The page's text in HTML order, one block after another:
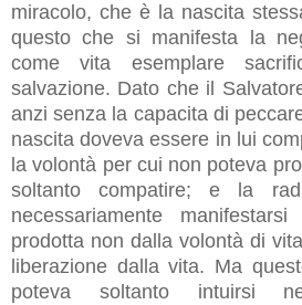
miracolo, che è la nascita
questo che si manifesta la
come vita esemplare
salvazione. Dato che il
anzi senza la capacita di
nascita doveva essere in lui
la volontà per cui non poteva
soltanto compatire; e la
necessariamente
prodotta non dalla volontà di
liberazione dalla vita. Ma
poteva soltanto intuirsi